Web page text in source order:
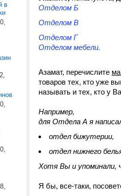
в
Отделом Б
Отделом В
Отделом Г
Отделом мебели.
Азамат, перечислите
товаров тех, кто уже
называть и тех, кто у
Например,
для Отдела А я
отдел бижутерии,
отдел нижнего
Хотя Вы и
Я бы, все-таки,